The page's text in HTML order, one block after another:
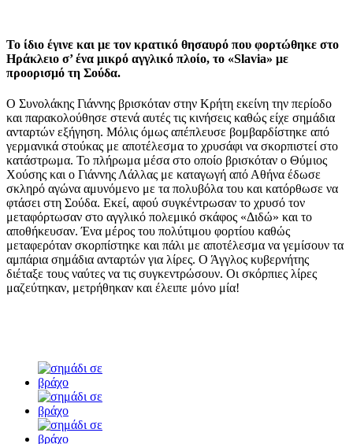
Το ίδιο έγινε και με τον κρατικό θησαυρό που φορτώθηκε στο
Ηράκλειο σ’ ένα μικρό αγγλικό πλοίο, το «Slavia» με
προορισμό τη Σούδα.
Ο Συνολάκης Γιάννης βρισκόταν στην Κρήτη εκείνη την περίοδο
και παρακολούθησε στενά αυτές τις κινήσεις καθώς είχε σημάδια
ανταρτών εξήγηση. Μόλις όμως απέπλευσε βομβαρδίστηκε από
γερμανικά στούκας με αποτέλεσμα το χρυσάφι να σκορπιστεί στο
κατάστρωμα. Το πλήρωμα μέσα στο οποίο βρισκόταν ο Θύμιος
Χούσης και ο Γιάννης Λάλλας με καταγωγή από Αθήνα έδωσε
σκληρό αγώνα αμυνόμενο με τα πολυβόλα του και κατόρθωσε να
φτάσει στη Σούδα. Εκεί, αφού συγκέντρωσαν το χρυσό τον
μεταφόρτωσαν στο αγγλικό πολεμικό σκάφος «Διδώ» και το
αποθήκευσαν. Ένα μέρος του πολύτιμου φορτίου καθώς
μεταφερόταν σκορπίστηκε και πάλι με αποτέλεσμα να γεμίσουν τα
αμπάρια σημάδια ανταρτών για λίρες. Ο Άγγλος κυβερνήτης
διέταξε τους ναύτες να τις συγκεντρώσουν. Οι σκόρπιες λίρες
μαζεύτηκαν, μετρήθηκαν και έλειπε μόνο μία!